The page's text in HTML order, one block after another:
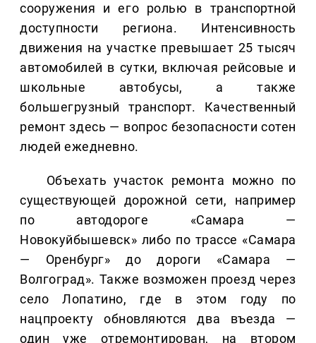
сооружения и его ролью в транспортной
доступности региона. Интенсивность
движения на участке превышает 25 тысяч
автомобилей в сутки, включая рейсовые и
школьные автобусы, а также
большегрузный транспорт. Качественный
ремонт здесь — вопрос безопасности сотен
людей ежедневно.
Объехать участок ремонта можно по
существующей дорожной сети, например
по автодороге «Самара —
Новокуйбышевск» либо по трассе «Самара
— Оренбург» до дороги «Самара —
Волгоград». Также возможен проезд через
село Лопатино, где в этом году по
нацпроекту обновляются два въезда —
один уже отремонтирован, на втором